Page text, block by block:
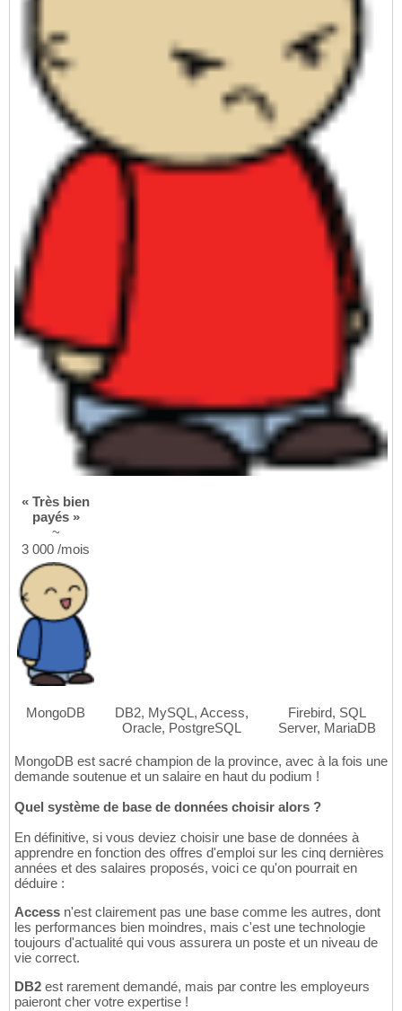
« Très bien
payés »
~
3 000 /mois
MongoDB
DB2, MySQL, Access,
Oracle, PostgreSQL
Firebird, SQL
Server, MariaDB
MongoDB est sacré champion de la province, avec à la fois une
demande soutenue et un salaire en haut du podium !
Quel système de base de données choisir alors ?
En définitive, si vous deviez choisir une base de données à
apprendre en fonction des offres d'emploi sur les cinq dernières
années et des salaires proposés, voici ce qu'on pourrait en
déduire :
Access n'est clairement pas une base comme les autres, dont
les performances bien moindres, mais c'est une technologie
toujours d'actualité qui vous assurera un poste et un niveau de
vie correct.
DB2 est rarement demandé, mais par contre les employeurs
paieront cher votre expertise !